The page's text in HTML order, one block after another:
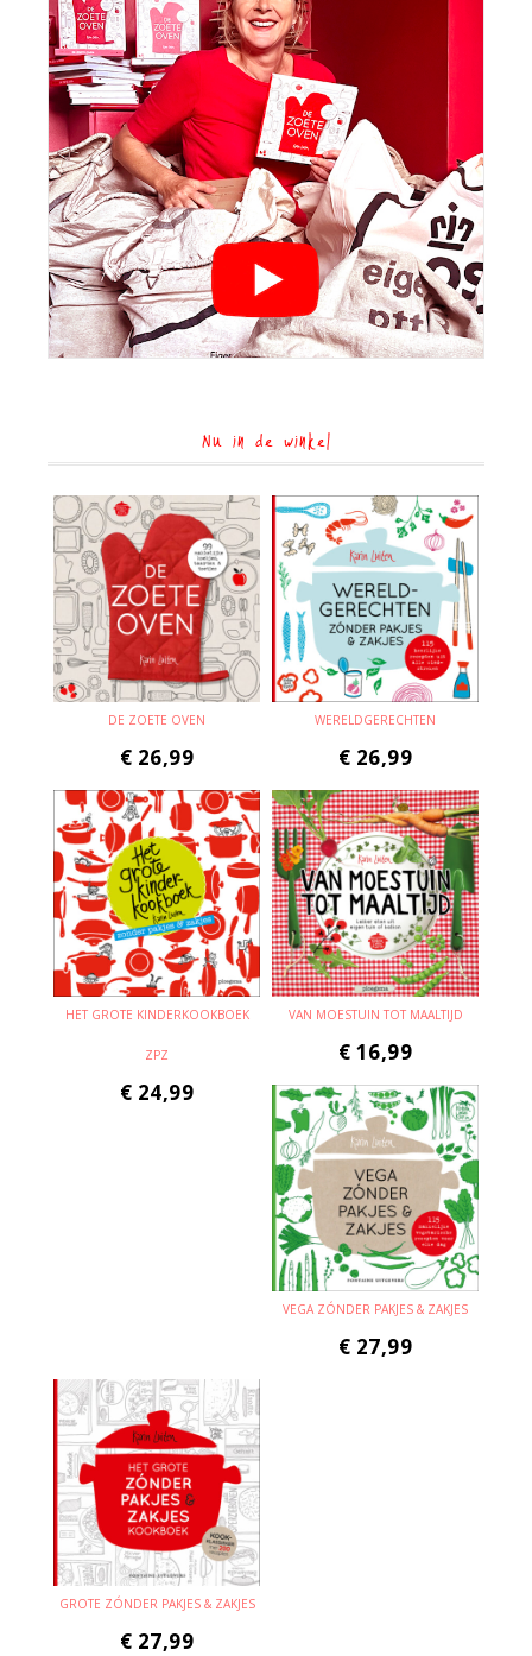
Nu in de winkel
DE ZOETE OVEN
€ 26,99
WERELDGERECHTEN
€ 26,99
HET GROTE KINDERKOOKBOEK
ZPZ
€ 24,99
VAN MOESTUIN TOT MAALTIJD
€ 16,99
VEGA ZÓNDER PAKJES & ZAKJES
€ 27,99
GROTE ZÓNDER PAKJES & ZAKJES
€ 27,99